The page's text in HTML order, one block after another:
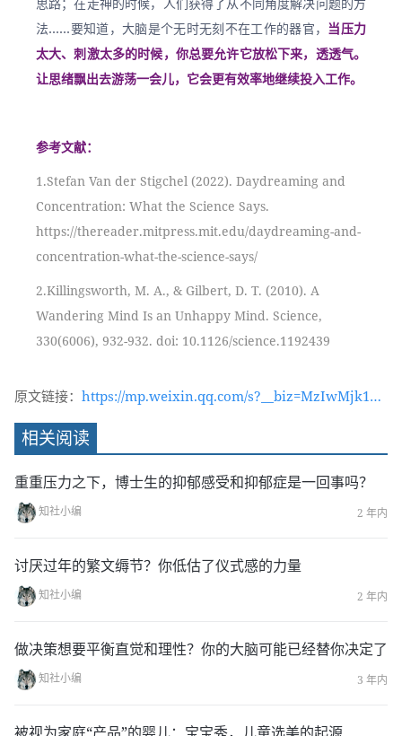
法……要知道，大脑是个无时无刻不在工作的器官， 当压力
太大、刺激太多的时候，你总要允许它放松下来，透透气。
让思绪飘出去游荡一会儿，它会更有效率地继续投入工作。
参考文献：
1.Stefan Van der Stigchel (2022). Daydreaming and
Concentration: What the Science Says.
https://thereader.mitpress.mit.edu/daydreaming-and-
concentration-what-the-science-says/
2.Killingsworth, M. A., & Gilbert, D. T. (2010). A
Wandering Mind Is an Unhappy Mind. Science,
330(6006), 932-932. doi: 10.1126/science.1192439
原文链接： https://mp.weixin.qq.com/s?__biz=MzIwMjk1OT
c2MA==&mid=2247531745&idx=1&sn=b92f03181
5fd907720e4ad6fa91971ce&chksm=96d4821ea1a
bda498ef335b2c6c082ecd9&token=2095536265&l
相关阅读
重重压力之下，博士生的抑郁感受和抑郁症是一回事吗？
知社小编 2 年内
讨厌过年的繁文缛节？你低估了仪式感的力量
知社小编 2 年内
做决策想要平衡直觉和理性？你的大脑可能已经替你决定了
知社小编 3 年内